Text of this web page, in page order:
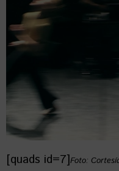
[quads id=7]Foto: